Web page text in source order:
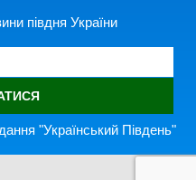
півдня України
"Український Південь"